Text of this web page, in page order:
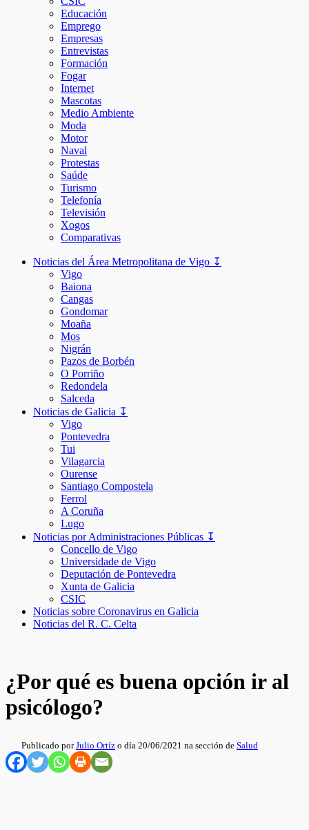
Educación
Emprego
Empresas
Entrevistas
Formación
Fogar
Internet
Mascotas
Medio Ambiente
Moda
Motor
Naval
Protestas
Saúde
Turismo
Telefonía
Televisión
Xogos
Comparativas
Noticias del Área Metropolitana de Vigo ↧
Vigo
Baiona
Cangas
Gondomar
Moaña
Mos
Nigrán
Pazos de Borbén
O Porriño
Redondela
Salceda
Noticias de Galicia ↧
Vigo
Pontevedra
Tui
Vilagarcia
Ourense
Santiago Compostela
Ferrol
A Coruña
Lugo
Noticias por Administraciones Públicas ↧
Concello de Vigo
Universidade de Vigo
Deputación de Pontevedra
Xunta de Galicia
CSIC
Noticias sobre Coronavirus en Galicia
Noticias del R. C. Celta
¿Por qué es buena opción ir al
psicólogo?
Publicado porJulio Ortíz o día 20/06/2021 na sección de Salud